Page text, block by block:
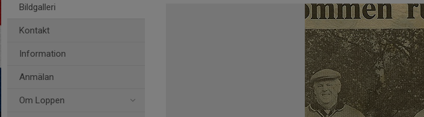
Bildgalleri
Kontakt
Information
Anmälan
Om Loppen